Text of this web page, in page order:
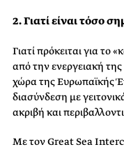
2. Γιατί είναι τόσο
Γιατί πρόκειται για
από την ενεργειακή
χώρα της Ευρωπαϊκής
διασύνδεση με
ακριβή και
Με τον Great Sea